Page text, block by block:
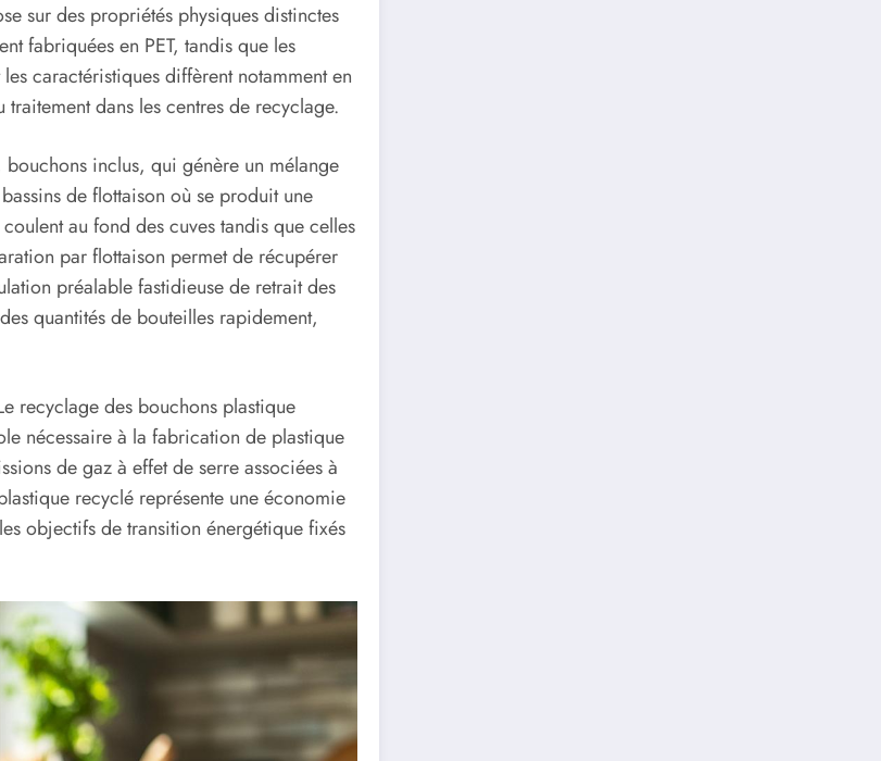
sur des propriétés physiques distinctes
fabriquées en PET, tandis que les
caractéristiques diffèrent notamment en
dans les centres de recyclage.
inclus, qui génère un mélange
de flottaison où se produit une
au fond des cuves tandis que celles
par flottaison permet de récupérer
préalable fastidieuse de retrait des
quantités de bouteilles rapidement,
recyclage des bouchons plastique
nécessaire à la fabrication de plastique
de gaz à effet de serre associées à
recyclé représente une économie
objectifs de transition énergétique fixés